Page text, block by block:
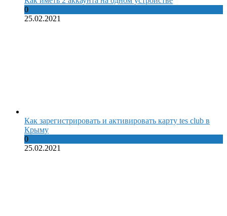
0
25.02.2021
Как зарегистрировать и активировать карту tes club в
Крыму
0
25.02.2021